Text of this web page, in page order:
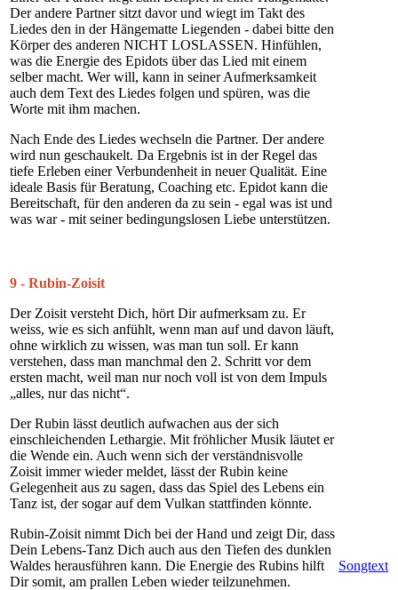
Der andere Partner sitzt davor und wiegt im Takt des
Liedes den in der Hängematte Liegenden - dabei bitte den
Körper des anderen NICHT LOSLASSEN. Hinfühlen,
was die Energie des Epidots über das Lied mit einem
selber macht. Wer will, kann in seiner Aufmerksamkeit
auch dem Text des Liedes folgen und spüren, was die
Worte mit ihm machen.
Nach Ende des Liedes wechseln die Partner. Der andere
wird nun geschaukelt. Da Ergebnis ist in der Regel das
tiefe Erleben einer Verbundenheit in neuer Qualität. Eine
ideale Basis für Beratung, Coaching etc. Epidot kann die
Bereitschaft, für den anderen da zu sein - egal was ist und
was war - mit seiner bedingungslosen Liebe unterstützen.
9 - Rubin-Zoisit
Der Zoisit versteht Dich, hört Dir aufmerksam zu. Er
weiss, wie es sich anfühlt, wenn man auf und davon läuft,
ohne wirklich zu wissen, was man tun soll. Er kann
verstehen, dass man manchmal den 2. Schritt vor dem
ersten macht, weil man nur noch voll ist von dem Impuls
„alles, nur das nicht“.
Der Rubin lässt deutlich aufwachen aus der sich
einschleichenden Lethargie. Mit fröhlicher Musik läutet er
die Wende ein. Auch wenn sich der verständnisvolle
Zoisit immer wieder meldet, lässt der Rubin keine
Gelegenheit aus zu sagen, dass das Spiel des Lebens ein
Tanz ist, der sogar auf dem Vulkan stattfinden könnte.
Rubin-Zoisit nimmt Dich bei der Hand und zeigt Dir, dass
Dein Lebens-Tanz Dich auch aus den Tiefen des dunklen
Waldes herausführen kann. Die Energie des Rubins hilft
Dir somit, am prallen Leben wieder teilzunehmen.
Songtext